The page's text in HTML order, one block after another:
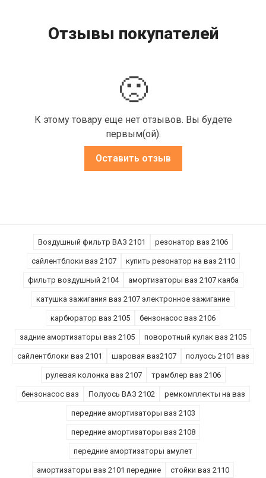
Отзывы покупателей
🙁
К этому товару еще нет отзывов. Вы будете
первым(ой).
Оставить отзыв
Воздушный фильтр ВАЗ 2101 резонатор ваз 2106
сайлентблоки ваз 2107 купить резонатор на ваз 2110
фильтр воздушный 2104 амортизаторы ваз 2107 каяба
катушка зажигания ваз 2107 электронное зажигание
карбюратор ваз 2105 бензонасос ваз 2106
задние амортизаторы ваз 2105 поворотный кулак ваз 2105
сайлентблоки ваз 2101 шаровая ваз2107 полуось 2101 ваз
рулевая колонка ваз 2107 трамблер ваз 2106
бензонасос ваз Полуось ВАЗ 2102 ремкомплекты на ваз
передние амортизаторы ваз 2103
передние амортизаторы ваз 2108
передние амортизаторы амулет
амортизаторы ваз 2101 передние стойки ваз 2110